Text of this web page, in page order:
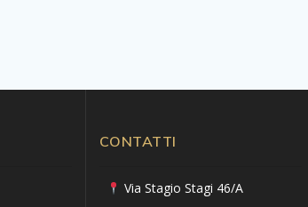
CONTATTI
Via Stagio Stagi 46/A